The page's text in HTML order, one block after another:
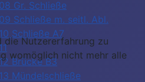
Gr. Schließe
Schließe m. seitl. Abl.
Schließe A7
Brücke B3
Mündelschließe
die Nutzererfahrung zu
womöglich nicht mehr alle